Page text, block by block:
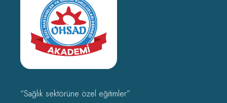
“Sağlık sektörüne özel eğitimler”